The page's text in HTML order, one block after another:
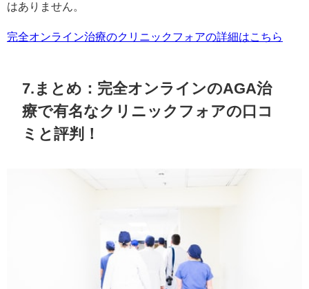
はありません。
完全オンライン治療のクリニックフォアの詳細はこちら
7.まとめ：完全オンラインのAGA治
療で有名なクリニックフォアの口コ
ミと評判！